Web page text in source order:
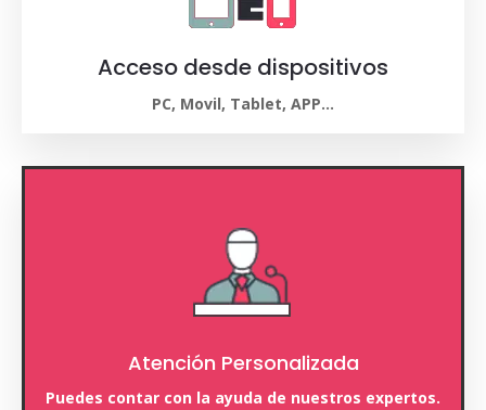
Acceso desde dispositivos
PC, Movil, Tablet, APP…
Atención Personalizada
Puedes contar con la ayuda de nuestros expertos.